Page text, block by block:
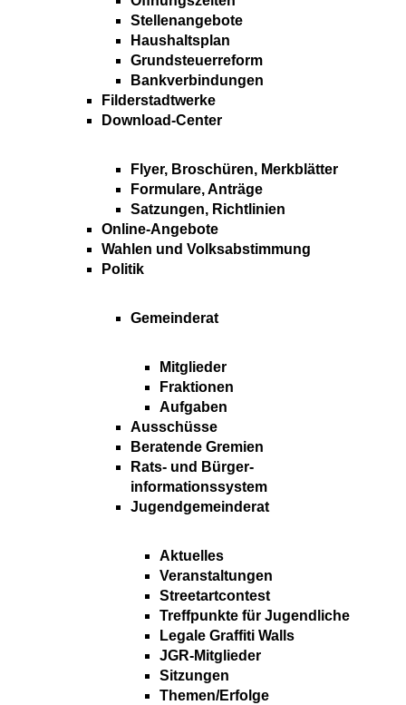
Stellenangebote
Haushaltsplan
Grundsteuerreform
Bankverbindungen
Filderstadtwerke
Download-Center
Flyer, Broschüren, Merkblätter
Formulare, Anträge
Satzungen, Richtlinien
Online-Angebote
Wahlen und Volksabstimmung
Politik
Gemeinderat
Mitglieder
Fraktionen
Aufgaben
Ausschüsse
Beratende Gremien
Rats- und Bürger-
informationssystem
Jugendgemeinderat
Aktuelles
Veranstaltungen
Streetartcontest
Treffpunkte für Jugendliche
Legale Graffiti Walls
JGR-Mitglieder
Sitzungen
Themen/Erfolge